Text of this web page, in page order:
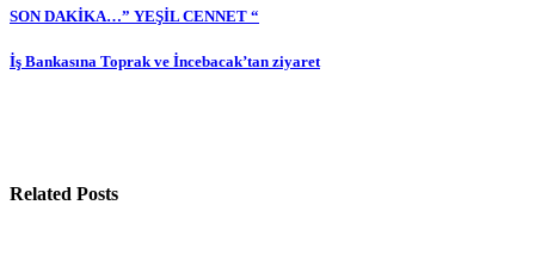
Yazı
gezinmesi
SON DAKİKA…” YEŞİL CENNET “
İş Bankasına Toprak ve İncebacak’tan ziyaret
Related Posts